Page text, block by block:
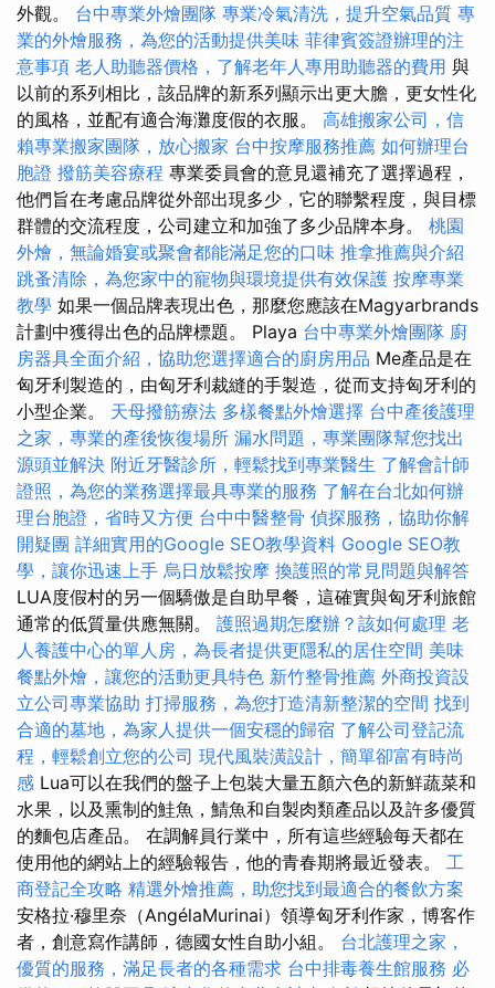
外觀。 台中專業外燴團隊 專業冷氣清洗，提升空氣品質 專
業的外燴服務，為您的活動提供美味 菲律賓簽證辦理的注
意事項 老人助聽器價格，了解老年人專用助聽器的費用 與
以前的系列相比，該品牌的新系列顯示出更大膽，更女性化
的風格，並配有適合海灘度假的衣服。 高雄搬家公司，信
賴專業搬家團隊，放心搬家 台中按摩服務推薦 如何辦理台
胞證 撥筋美容療程 專業委員會的意見還補充了選擇過程，
他們旨在考慮品牌從外部出現多少，它的聯繫程度，與目標
群體的交流程度，公司建立和加強了多少品牌本身。 桃園
外燴，無論婚宴或聚會都能滿足您的口味 推拿推薦與介紹
跳蚤清除，為您家中的寵物與環境提供有效保護 按摩專業
教學 如果一個品牌表現出色，那麼您應該在Magyarbrands
計劃中獲得出色的品牌標題。 Playa 台中專業外燴團隊 廚
房器具全面介紹，協助您選擇適合的廚房用品 Me產品是在
匈牙利製造的，由匈牙利裁縫的手製造，從而支持匈牙利的
小型企業。 天母撥筋療法 多樣餐點外燴選擇 台中產後護理
之家，專業的產後恢復場所 漏水問題，專業團隊幫您找出
源頭並解決 附近牙醫診所，輕鬆找到專業醫生 了解會計師
證照，為您的業務選擇最具專業的服務 了解在台北如何辦
理台胞證，省時又方便 台中中醫整骨 偵探服務，協助你解
開疑團 詳細實用的Google SEO教學資料 Google SEO教
學，讓你迅速上手 烏日放鬆按摩 換護照的常見問題與解答
LUA度假村的另一個驕傲是自助早餐，這確實與匈牙利旅館
通常的低質量供應無關。 護照過期怎麼辦？該如何處理 老
人養護中心的單人房，為長者提供更隱私的居住空間 美味
餐點外燴，讓您的活動更具特色 新竹整骨推薦 外商投資設
立公司專業協助 打掃服務，為您打造清新整潔的空間 找到
合適的墓地，為家人提供一個安穩的歸宿 了解公司登記流
程，輕鬆創立您的公司 現代風裝潢設計，簡單卻富有時尚
感 Lua可以在我們的盤子上包裝大量五顏六色的新鮮蔬菜和
水果，以及熏制的鮭魚，鯖魚和自製肉類產品以及許多優質
的麵包店產品。 在調解員行業中，所有這些經驗每天都在
使用他的網站上的經驗報告，他的青春期將最近發表。 工
商登記全攻略 精選外燴推薦，助您找到最適合的餐飲方案
安格拉·穆里奈（AngélaMurinai）領導匈牙利作家，博客作
者，創意寫作講師，德國女性自助小組。 台北護理之家，
優質的服務，滿足長者的各種需求 台中排毒養生館服務 必